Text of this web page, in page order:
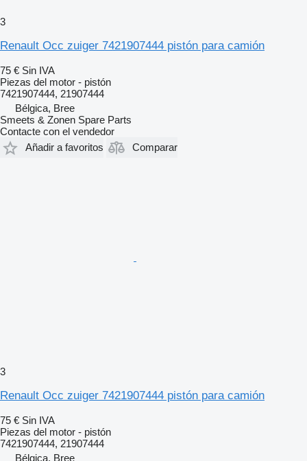
3
Renault Occ zuiger 7421907444 pistón para camión
75 € Sin IVA
Piezas del motor - pistón
7421907444, 21907444
Bélgica, Bree
Smeets & Zonen Spare Parts
Contacte con el vendedor
Añadir a favoritos
Comparar
3
Renault Occ zuiger 7421907444 pistón para camión
75 € Sin IVA
Piezas del motor - pistón
7421907444, 21907444
Bélgica, Bree